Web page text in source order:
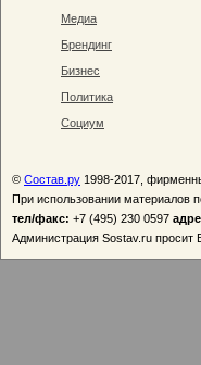
Медиа
Брендинг
Бизнес
Политика
Социум
© Состав.ру 1998-2017,
При использовании материалов
тел/факс: +7 (495) 230 0597
Администрация Sostav.ru просит